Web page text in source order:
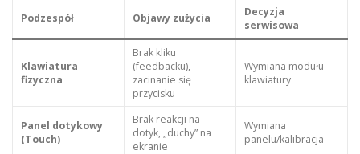
Podzespół Objawy zużycia
Decyzja
serwisowa
Klawiatura
fizyczna
Brak kliku
(feedbacku),
zacinanie się
przycisku
Wymiana modułu
klawiatury
Panel dotykowy
(Touch)
Brak reakcji na
dotyk, „duchy” na
ekranie
Wymiana
panelu/kalibracja